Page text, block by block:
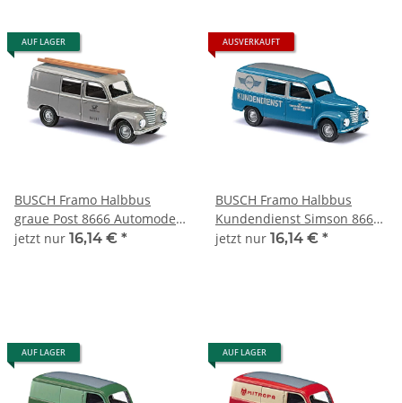
AUF LAGER
BUSCH Framo Halbbus
graue Post 8666 Automodell
1:120
jetzt nur 16,14 € *
AUSVERKAUFT
BUSCH Framo Halbbus
Kundendienst Simson 8665
Automodell 1:120
jetzt nur 16,14 € *
AUF LAGER AUF LAGER